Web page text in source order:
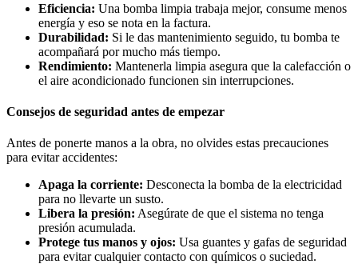
Eficiencia: Una bomba limpia trabaja mejor, consume menos
energía y eso se nota en la factura.
Durabilidad: Si le das mantenimiento seguido, tu bomba te
acompañará por mucho más tiempo.
Rendimiento: Mantenerla limpia asegura que la calefacción o
el aire acondicionado funcionen sin interrupciones.
Consejos de seguridad antes de empezar
Antes de ponerte manos a la obra, no olvides estas precauciones
para evitar accidentes:
Apaga la corriente: Desconecta la bomba de la electricidad
para no llevarte un susto.
Libera la presión: Asegúrate de que el sistema no tenga
presión acumulada.
Protege tus manos y ojos: Usa guantes y gafas de seguridad
para evitar cualquier contacto con químicos o suciedad.